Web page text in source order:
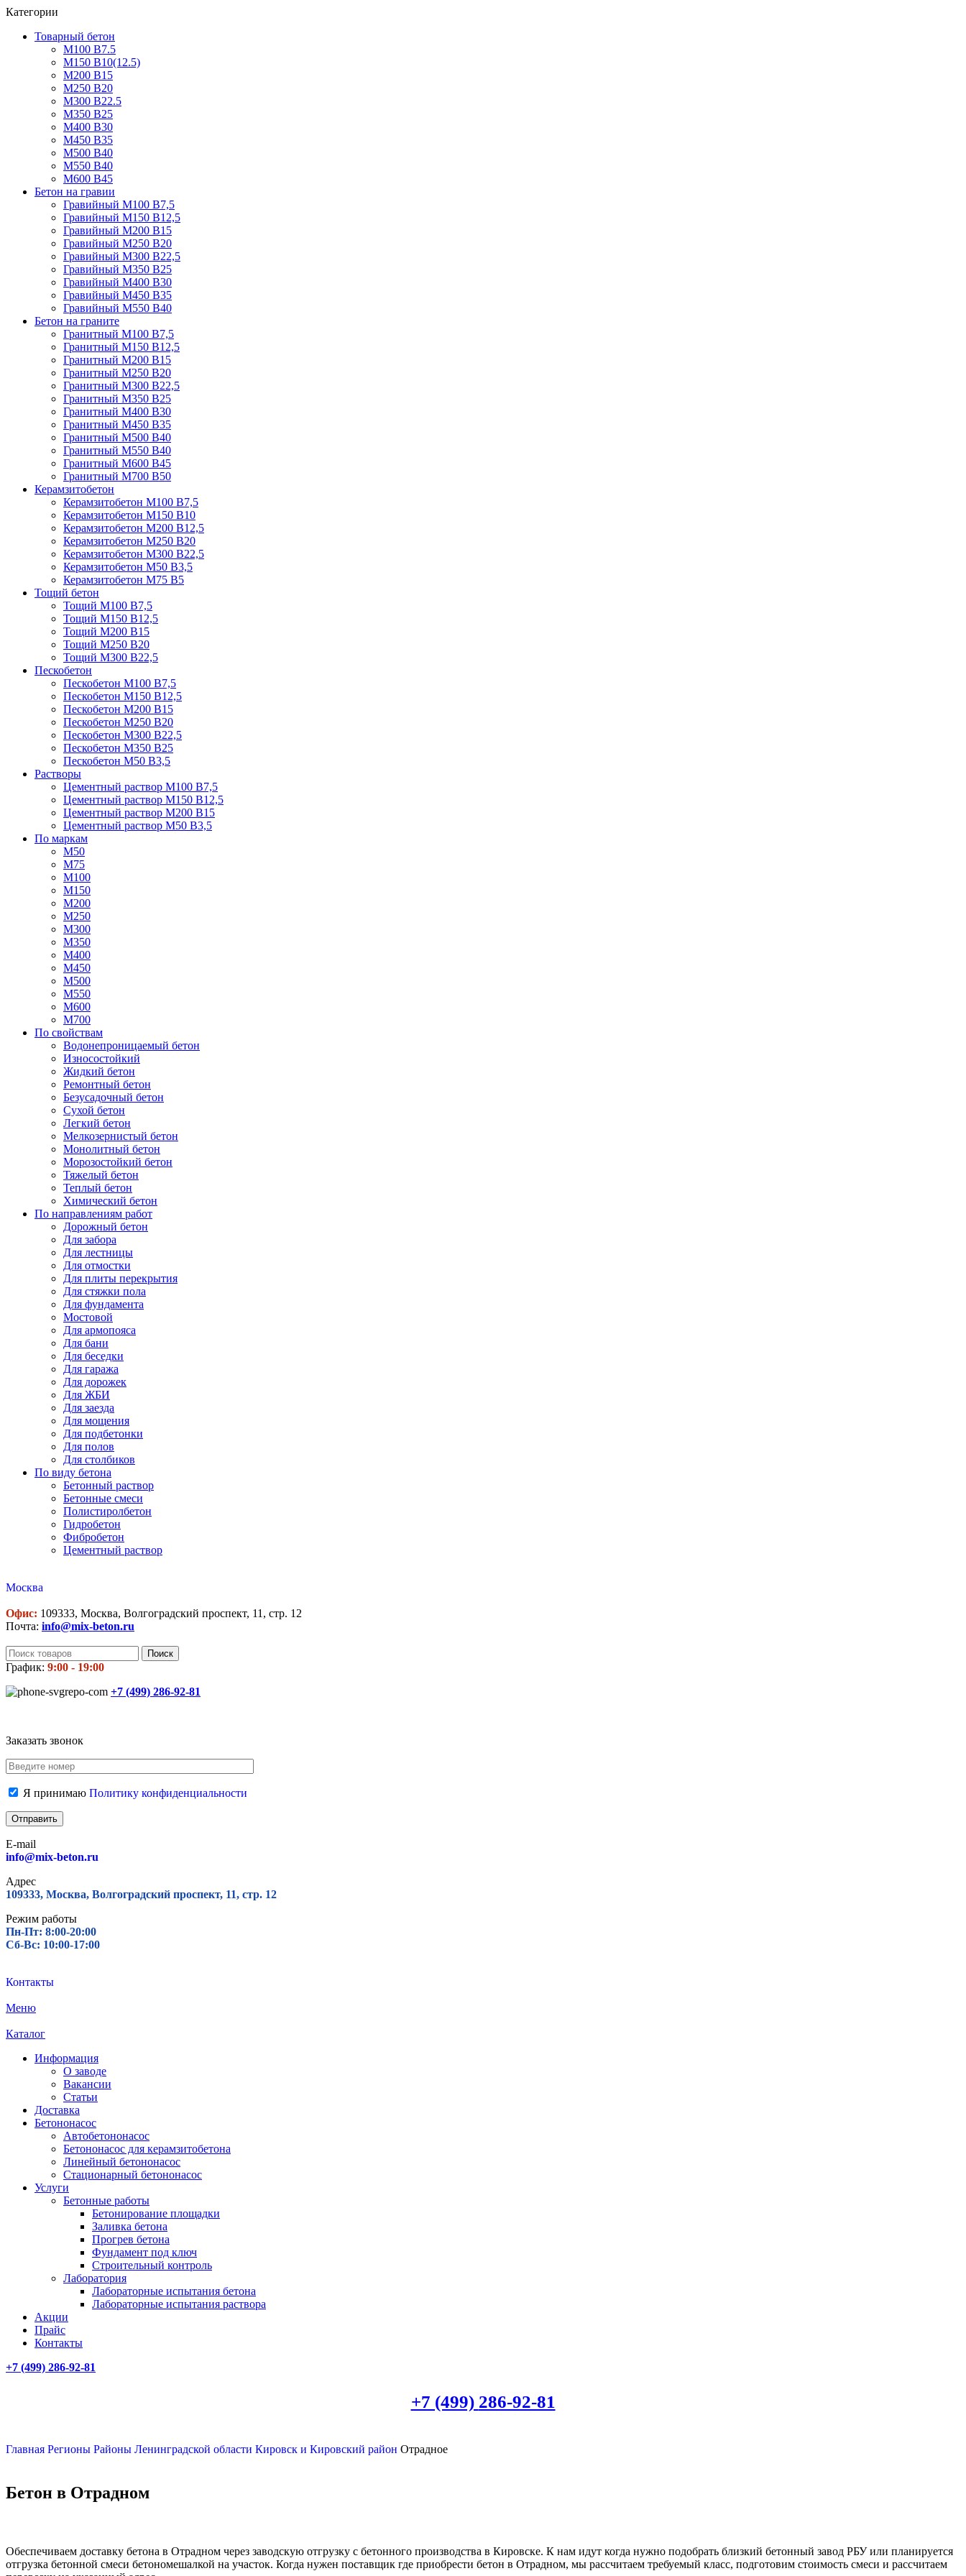
Категории
Товарный бетон
М100 В7.5
М150 В10(12.5)
М200 В15
М250 В20
М300 В22.5
М350 В25
М400 В30
М450 В35
М500 В40
М550 В40
М600 В45
Бетон на гравии
Гравийный М100 В7,5
Гравийный М150 В12,5
Гравийный М200 В15
Гравийный М250 В20
Гравийный М300 В22,5
Гравийный М350 В25
Гравийный М400 В30
Гравийный М450 В35
Гравийный М550 В40
Бетон на граните
Гранитный М100 В7,5
Гранитный М150 В12,5
Гранитный М200 В15
Гранитный М250 В20
Гранитный М300 В22,5
Гранитный М350 В25
Гранитный М400 В30
Гранитный М450 В35
Гранитный М500 В40
Гранитный М550 В40
Гранитный М600 В45
Гранитный М700 В50
Керамзитобетон
Керамзитобетон М100 В7,5
Керамзитобетон М150 В10
Керамзитобетон М200 В12,5
Керамзитобетон М250 В20
Керамзитобетон М300 В22,5
Керамзитобетон М50 В3,5
Керамзитобетон М75 В5
Тощий бетон
Тощий М100 В7,5
Тощий М150 В12,5
Тощий М200 В15
Тощий М250 В20
Тощий М300 В22,5
Пескобетон
Пескобетон М100 В7,5
Пескобетон М150 В12,5
Пескобетон М200 В15
Пескобетон М250 В20
Пескобетон М300 В22,5
Пескобетон М350 В25
Пескобетон М50 В3,5
Растворы
Цементный раствор М100 В7,5
Цементный раствор М150 В12,5
Цементный раствор М200 В15
Цементный раствор М50 В3,5
По маркам
М50
М75
М100
М150
М200
М250
М300
М350
М400
М450
М500
М550
М600
М700
По свойствам
Водонепроницаемый бетон
Износостойкий
Жидкий бетон
Ремонтный бетон
Безусадочный бетон
Сухой бетон
Легкий бетон
Мелкозернистый бетон
Монолитный бетон
Морозостойкий бетон
Тяжелый бетон
Теплый бетон
Химический бетон
По направлениям работ
Дорожный бетон
Для забора
Для лестницы
Для отмостки
Для плиты перекрытия
Для стяжки пола
Для фундамента
Мостовой
Для армопояса
Для бани
Для беседки
Для гаража
Для дорожек
Для ЖБИ
Для заезда
Для мощения
Для подбетонки
Для полов
Для столбиков
По виду бетона
Бетонный раствор
Бетонные смеси
Полистиролбетон
Гидробетон
Фибробетон
Цементный раствор
Москва
Офис: 109333, Москва, Волгоградский проспект, 11, стр. 12
Почта: info@mix-beton.ru
Поиск
График: 9:00 - 19:00
+7 (499) 286-92-81
Заказать звонок
Я принимаю Политику конфиденциальности
E-mail
info@mix-beton.ru
Адрес
109333, Москва, Волгоградский проспект, 11, стр. 12
Режим работы
Пн-Пт: 8:00-20:00
Сб-Вс: 10:00-17:00
Контакты
Меню
Каталог
Информация
О заводе
Вакансии
Статьи
Доставка
Бетононасос
Автобетононасос
Бетононасос для керамзитобетона
Линейный бетононасос
Стационарный бетононасос
Услуги
Бетонные работы
Бетонирование площадки
Заливка бетона
Прогрев бетона
Фундамент под ключ
Строительный контроль
Лаборатория
Лабораторные испытания бетона
Лабораторные испытания раствора
Акции
Прайс
Контакты
+7 (499) 286-92-81
+7 (499) 286-92-81
Главная Регионы Районы Ленинградской области Кировск и Кировский район Отрадное
Бетон в Отрадном
Обеспечиваем доставку бетона в Отрадном через заводскую отгрузку с бетонного производства в Кировске. К нам идут когда нужно подобрать близкий бетонный завод РБУ или планируется
отгрузка бетонной смеси бетономешалкой на участок. Когда нужен поставщик где приобрести бетон в Отрадном, мы рассчитаем требуемый класс, подготовим стоимость смеси и рассчитаем